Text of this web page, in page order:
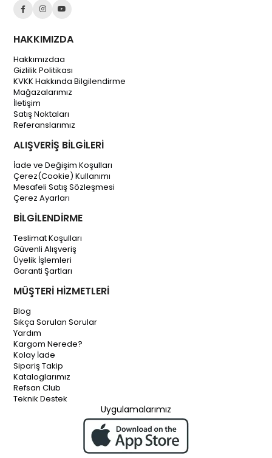
HAKKIMIZDA
Hakkımızdaa
Gizlilik Politikası
KVKK Hakkında Bilgilendirme
Mağazalarımız
İletişim
Satış Noktaları
Referanslarımız
ALIŞVERİŞ BİLGİLERİ
İade ve Değişim Koşulları
Çerez(Cookie) Kullanımı
Mesafeli Satış Sözleşmesi
Çerez Ayarları
BİLGİLENDİRME
Teslimat Koşulları
Güvenli Alışveriş
Üyelik İşlemleri
Garanti Şartları
MÜŞTERİ HİZMETLERİ
Blog
Sıkça Sorulan Sorular
Yardım
Kargom Nerede?
Kolay İade
Sipariş Takip
Kataloglarımız
Refsan Club
Teknik Destek
Uygulamalarımız